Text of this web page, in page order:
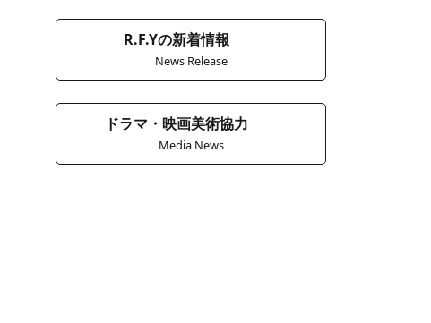
R.F.Yの新着情報
News Release
ドラマ・映画美術協力
Media News